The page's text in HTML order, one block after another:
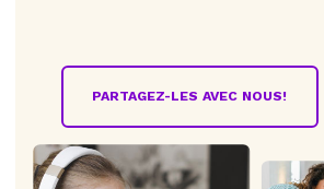
PARTAGEZ-LES AVEC NOUS!